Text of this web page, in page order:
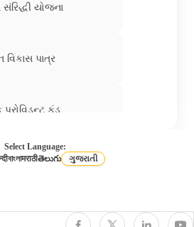
યોજના
વિકાસ પાત્ર
પ્રોવિડન્ટ ફંડ
યોજના
Select Language:
বাংলাमराठीతెలుగు ગુજરાતી